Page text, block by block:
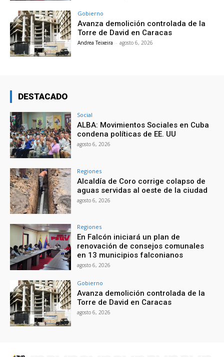
Gobierno
Avanza demolición controlada de la
Torre de David en Caracas
Andrea Teixeira - agosto 6, 2026
DESTACADO
Social
ALBA: Movimientos Sociales en Cuba
condena políticas de EE. UU
agosto 6, 2026
Regiones
Alcaldía de Coro corrige colapso de
aguas servidas al oeste de la ciudad
agosto 6, 2026
Regiones
En Falcón iniciará un plan de
renovación de consejos comunales
en 13 municipios falconianos
agosto 6, 2026
Gobierno
Avanza demolición controlada de la
Torre de David en Caracas
agosto 6, 2026